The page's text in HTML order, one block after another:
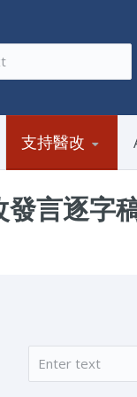
支持醫改
言逐字
搜尋表單
搜尋